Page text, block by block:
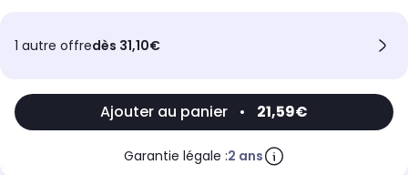
1 autre offredès 31,10€
Ajouter au panier • 21,59€
Garantie légale :2 ans